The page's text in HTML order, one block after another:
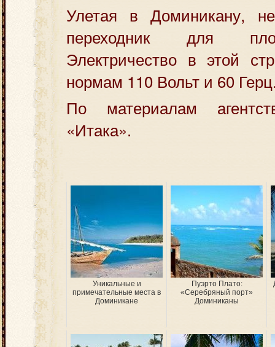
Улетая в Доминикану,
переходник для
Электричество в этой
нормам 110 Вольт и 60
По материалам
«Итака».
Уникальные и
примечательные места в
Доминикане
Пуэрто Плато:
«Серебряный порт»
Доминиканы